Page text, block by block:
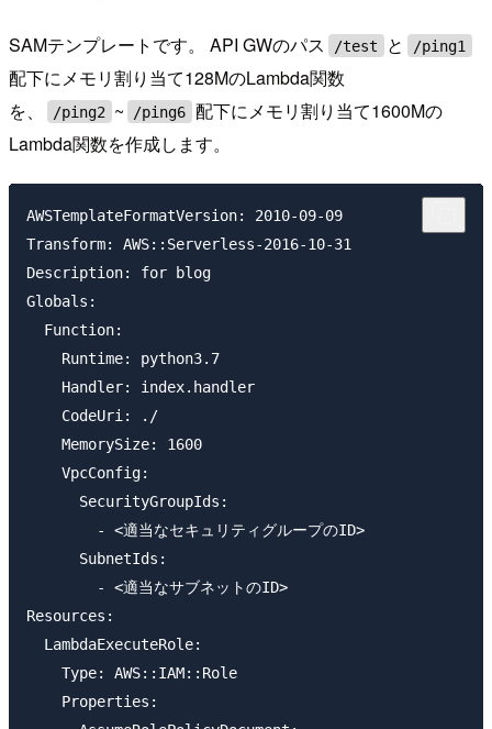
SAMテンプレートです。 API GWのパス /test と /ping1
配下にメモリ割り当て128MのLambda関数
を、
/ping2 ~ /ping6 配下にメモリ割り当て1600Mの
Lambda関数を作成します。
AWSTemplateFormatVersion: 2010-09-09
Transform: AWS::Serverless-2016-10-31
Description: for blog
Globals:
  Function:
    Runtime: python3.7
    Handler: index.handler
    CodeUri: ./
    MemorySize: 1600
    VpcConfig:
      SecurityGroupIds:
        - <適当なセキュリティグループのID>
      SubnetIds:
        - <適当なサブネットのID>
Resources:
  LambdaExecuteRole:
    Type: AWS::IAM::Role
    Properties: